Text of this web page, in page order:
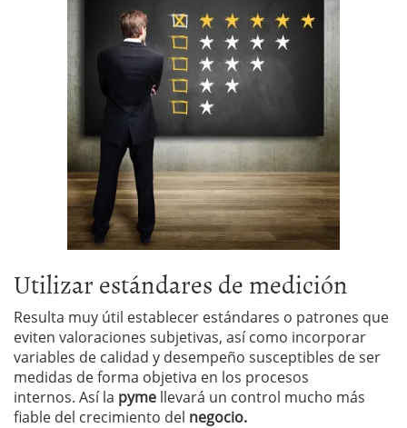
Utilizar estándares de medición
Resulta muy útil establecer estándares o patrones que
eviten valoraciones subjetivas, así como incorporar
variables de calidad y desempeño susceptibles de ser
medidas de forma objetiva en los procesos
internos. Así la pyme llevará un control mucho más
fiable del crecimiento del negocio.